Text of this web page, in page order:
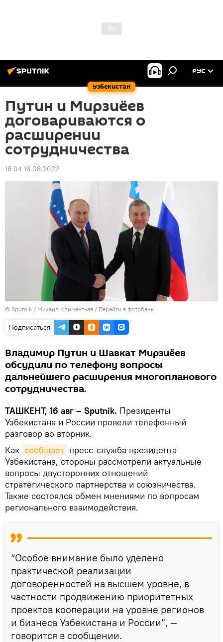
Узбекистан
РУС
Путин и Мирзиёев
договариваются о
расширении
сотрудничества
18:04 16.08.2022
© Sputnik / Михаил Климентьев / Перейти в фотобанк
Подписаться
Владимир Путин и Шавкат Мирзиёев
обсудили по телефону вопросы
дальнейшего расширения многопланового
сотрудничества.
ТАШКЕНТ, 16 авг – Sputnik. Президенты
Узбекистана и России провели телефонный
разговор во вторник.
Как сообщает пресс-служба президента
Узбекистана, стороны рассмотрели актуальные
вопросы двусторонних отношений
стратегического партнерства и союзничества.
Также состоялся обмен мнениями по вопросам
регионального взаимодействия.
“Особое внимание было уделено
практической реализации
договоренностей на высшем уровне, в
частности продвижению приоритетных
проектов кооперации на уровне регионов
и бизнеса Узбекистана и России”, —
говорится в сообщении.